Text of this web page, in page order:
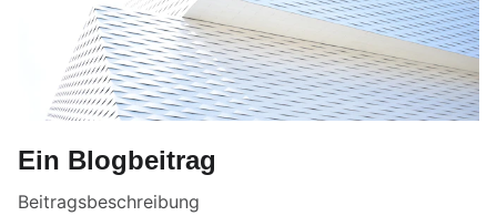
Ein Blogbeitrag
Beitragsbeschreibung